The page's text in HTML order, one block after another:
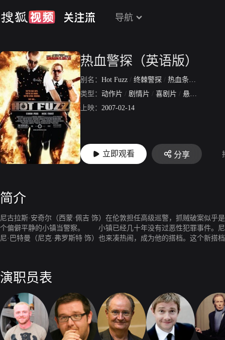
导航
热血警探（英语版）
别名： Hot Fuzz / 终棘警探 / 热血条子
类型： 动作片 / 剧情片 / 喜剧片 / 悬疑片
上映： 2007-02-14
立即观看 分享
简介
尼古拉斯·安奇尔（西蒙·佩吉 饰）在伦敦担任高级巡警，抓贼破案似
个偏僻平静的小镇当警察。 小镇已经几十年没有过恶性犯罪事件。尼
尼·巴特曼（尼克·弗罗斯特 饰）也来凑热闹，成为他的搭档。这个新
演职员表